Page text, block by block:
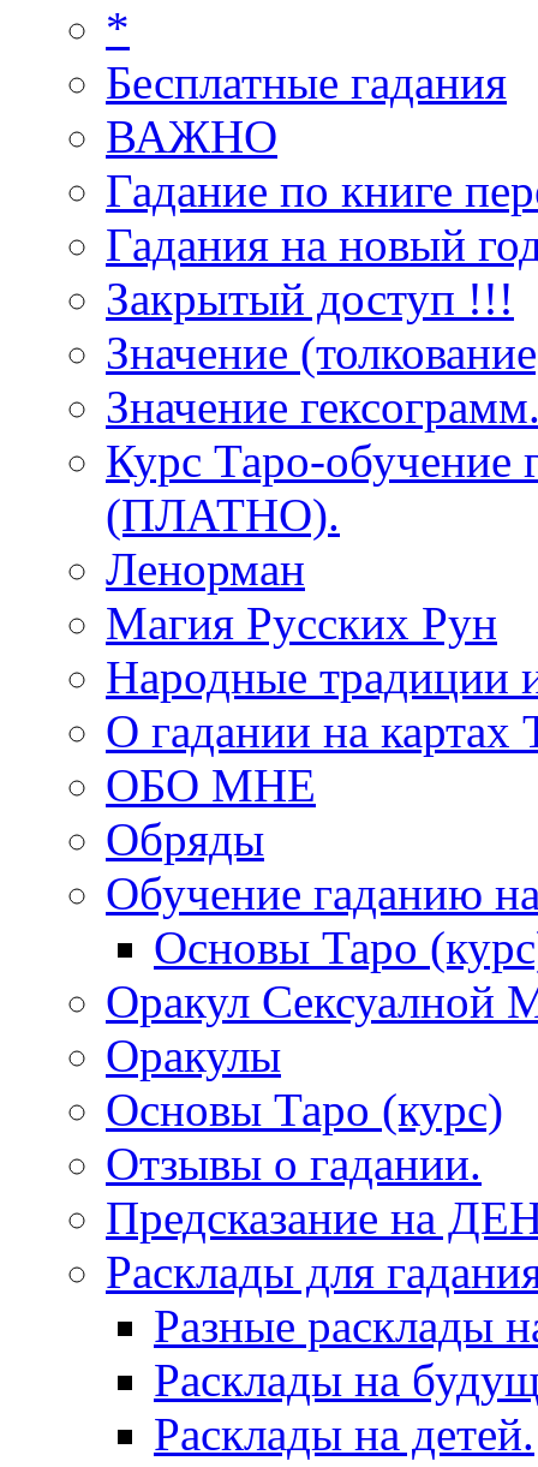
*
Бесплатные гадания
ВАЖНО
Гадание по книге
Гадания на новый
Закрытый доступ !!!
Значение
Значение
Курс Таро-обучение
(ПЛАТНО).
Ленорман
Магия Русских Рун
Народные традиции
О гадании на картах
ОБО МНЕ
Обряды
Обучение гаданию
Основы Таро
Оракул Сексуалной
Оракулы
Основы Таро (курс)
Отзывы о гадании.
Предсказание на
Расклады для
Разные расклады
Расклады на
Расклады на детей.